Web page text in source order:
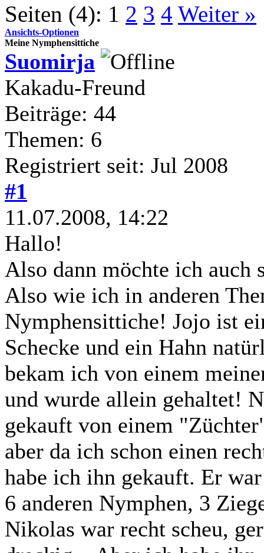
Seiten (4): 1 2 3 4 Weiter »
Ansichts-Optionen
Meine Nymphensittiche
Suomirja
Kakadu-Freund
Beiträge: 44
Themen: 6
Registriert seit: Jul 2008
#1
11.07.2008, 14:22
Hallo!
Also dann möchte ich auch
Also wie ich in anderen
Nymphensittiche! Jojo ist
Schecke und ein Hahn
bekam ich von einem
und wurde allein gehaltet!
gekauft von einem
aber da ich schon einen
habe ich ihn gekauft. Er
6 anderen Nymphen, 3
Nikolas war recht scheu,